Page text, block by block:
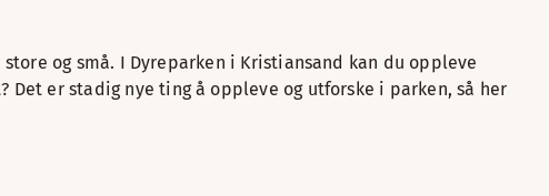
og små. I Dyreparken i Kristiansand kan du oppleve
er stadig nye ting å oppleve og utforske i parken, så her